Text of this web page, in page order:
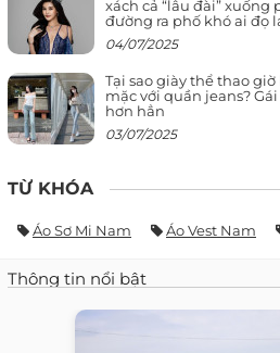
xách cả “lâu đài”
đường ra phố khó ai đọ
04/07/2025
Tại sao giày thể thao
mặc với quần jeans?
hơn hẳn
03/07/2025
TỪ KHÓA
Áo Sơ Mi Nam Áo Vest Nam
Thông tin nổi bật